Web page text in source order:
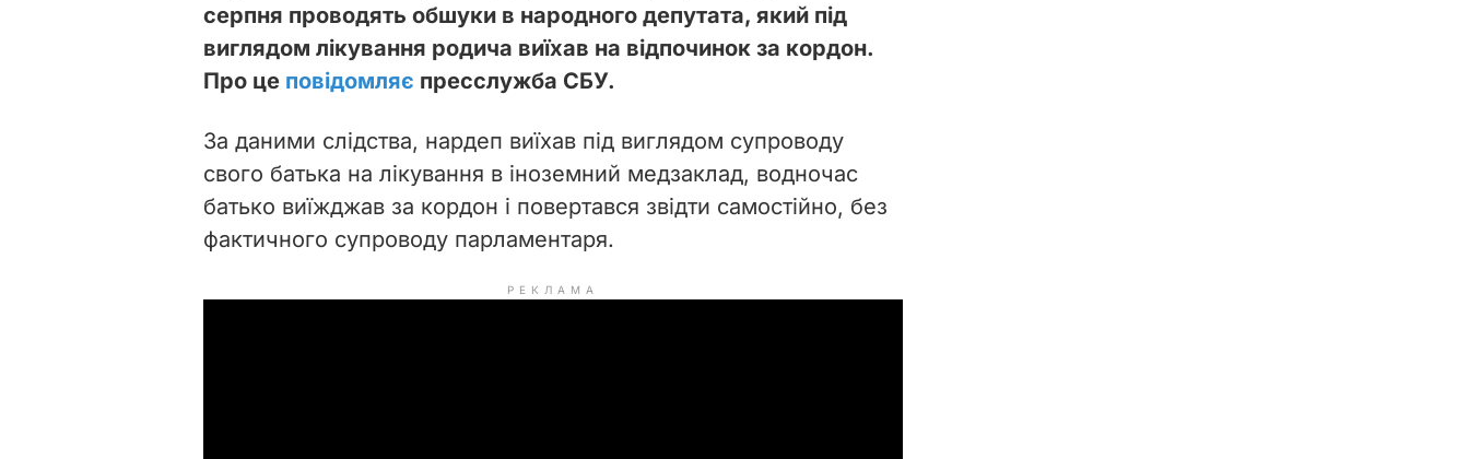
серпня проводять обшуки в народного депутата, який під
виглядом лікування родича виїхав на відпочинок за кордон.
Про це повідомляє пресслужба СБУ.
За даними слідства, нардеп виїхав під виглядом супроводу
свого батька на лікування в іноземний медзаклад, водночас
батько виїжджав за кордон і повертався звідти самостійно, без
фактичного супроводу парламентаря.
РЕКЛАМА